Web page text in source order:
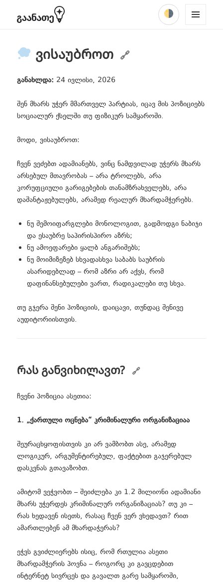
ᲩᲐᲐᲑᲜᲔᲚᲔ
გპასუხობთ შენიშვნებზე
ვისაუბროთ
აქტუალური
შემოგვიერთდი
Facebook
YouTube
TikTok
Instagram
ვისაუბროთ
განახლდა: 24 ივლისი, 2026
შენ მხარს უჭერ მმართველ პარტიას, იცავ მის პოზიციებს
სოციალურ ქსელში თუ ფიზიკურ სამყაროში.
მოდი, ვისაუბროთ:
ჩვენ ვეძებთ ადამიანებს, ვინც ნამდვილად უჭერს მხარს
არსებულ მთავრობას – არა ტროლებს, არა
კორუფციული გარიგებების თანამზრახველებს, არა
დაშანტაჟებულებს, არამედ რეალურ მხარდამჭერებს.
ნუ შემოიფარგლები მონოლოგით, გადმოდგი ნაბიჯი
და ესაუბრე საპირისპირო აზრს;
ნუ ამოეფარები ყალბ ანგარიშებს;
ნუ მოიმიზეზებ სხვადასხვა საბაბს საუბრის
ასარიდებლად – რომ აზრი არ აქვს, რომ
დაფინანსებულები ვართ, რადიკალები თუ სხვა.
თუ გჯერა შენი პოზიციის, დაიცავი, თუნდაც შენივე
აუდიტორიისთვის.
რას განვიხილავთ?
ჩვენი პოზიცია ასეთია:
1. „ქართული ოცნება“ კრიმინალური ორგანიზაციაა
შეურაცხყოფისთვის კი არ ვამბობთ ასე, არამედ
ლოგიკურ, არგუმენტირებულ, ფაქტებით გაჯერებულ
დასკვნას გთავაზობთ.
ამიტომ ვეჭვობთ – შეიძლება კი 1.2 მილიონი ადამიანი
მხარს უჭერდეს კრიმინალურ ორგანიზაციას? თუ კი –
რას ხედავენ ისეთს, რასაც ჩვენ ვერ ვხედავთ? რით
ამართლებენ ამ მხარდაჭერას?
ეჭვს გვიძლიერებს ისიც, რომ რთულია ასეთი
მხარდამჭერის პოვნა – როგორც კი გავცდებით
ინტერნეტ სივრცეს და გავალთ გარე სამყაროში,